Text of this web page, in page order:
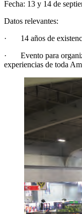
Fecha: 13 y 14 de
Datos relevantes:
· 14 años de
· Evento para
experiencias de toda